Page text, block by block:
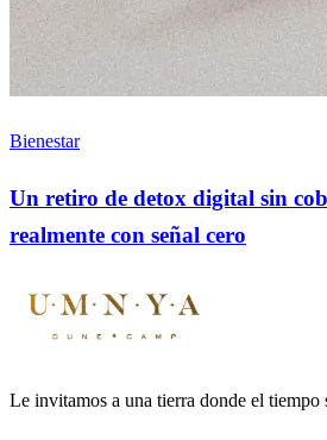
Bienestar
Un retiro de detox digital sin
realmente con señal cero
Le invitamos a una tierra donde el tiempo